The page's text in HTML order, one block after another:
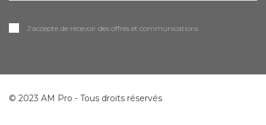
J'accepte de recevoir des offres et communications
© 2023 AM Pro - Tous droits réservés